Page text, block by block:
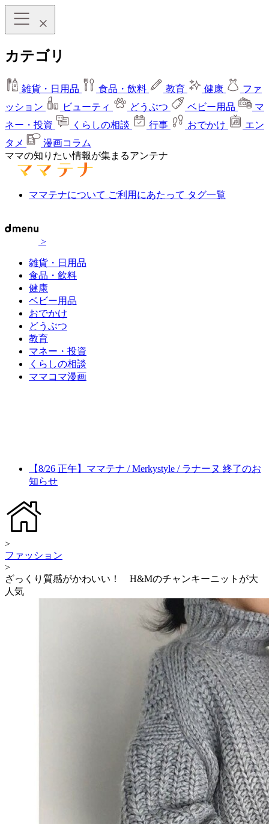
カテゴリ
雑貨・日用品 食品・飲料 教育 健康
ファ
ッション
ビューティ どうぶつ ベビー用品
マ
ネー・投資
くらしの相談 行事 おでかけ
エン
タメ
漫画コラム
ママの知りたい情報が集まるアンテナ
ママテナについて ご利用にあたって タグ一覧
>
雑貨・日用品
食品・飲料
健康
ベビー用品
おでかけ
どうぶつ
教育
マネー・投資
くらしの相談
ママコマ漫画
【8/26 正午】ママテナ / Merkystyle / ラナーヌ 終了のお
知らせ
>
ファッション
>
ざっくり質感がかわいい！ H&Mのチャンキーニットが大
人気